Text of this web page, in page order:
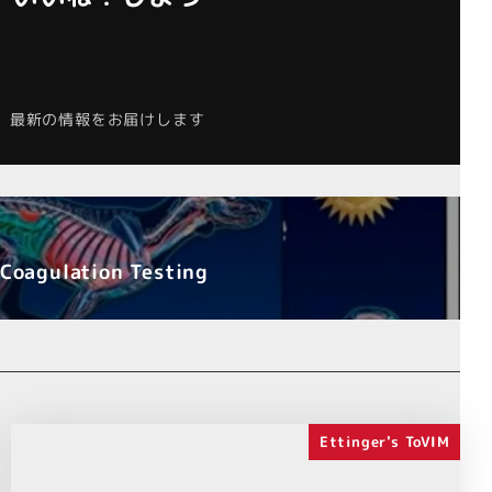
最新の情報をお届けします
Testing
Ettinger's ToVIM